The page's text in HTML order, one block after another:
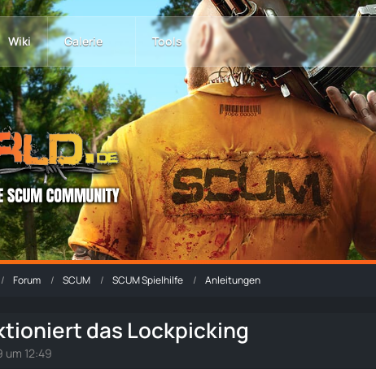
Wiki Galerie Tools
Forum SCUM SCUM Spielhilfe Anleitungen
das Lockpicking
um 12:49